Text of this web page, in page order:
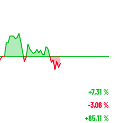
+7,31 %
-3,06%
+85,11 %